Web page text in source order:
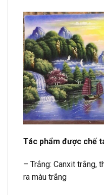
Tác phẩm được chế
– Trắng: Canxit trắng,
ra màu trắng